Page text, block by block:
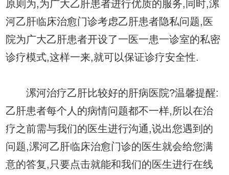
原则为,为广大乙肝患者进行优质的服务,同时,漯
河乙肝临床治愈门诊考虑乙肝患者隐私问题,医
院为广大乙肝患者开设了一医一患一诊室的私密
诊疗模式,这样一来,就可以保证诊疗安全性.
漯河治疗乙肝比较好的肝病医院?温馨提醒:
乙肝患者每个人的病情问题都不一样,所以在治
疗之前需与我们的医生进行沟通,说出您遇到的
问题,漯河乙肝临床治愈门诊的医生就会给您满
意的答复,只要点击就能和我们的医生进行在线